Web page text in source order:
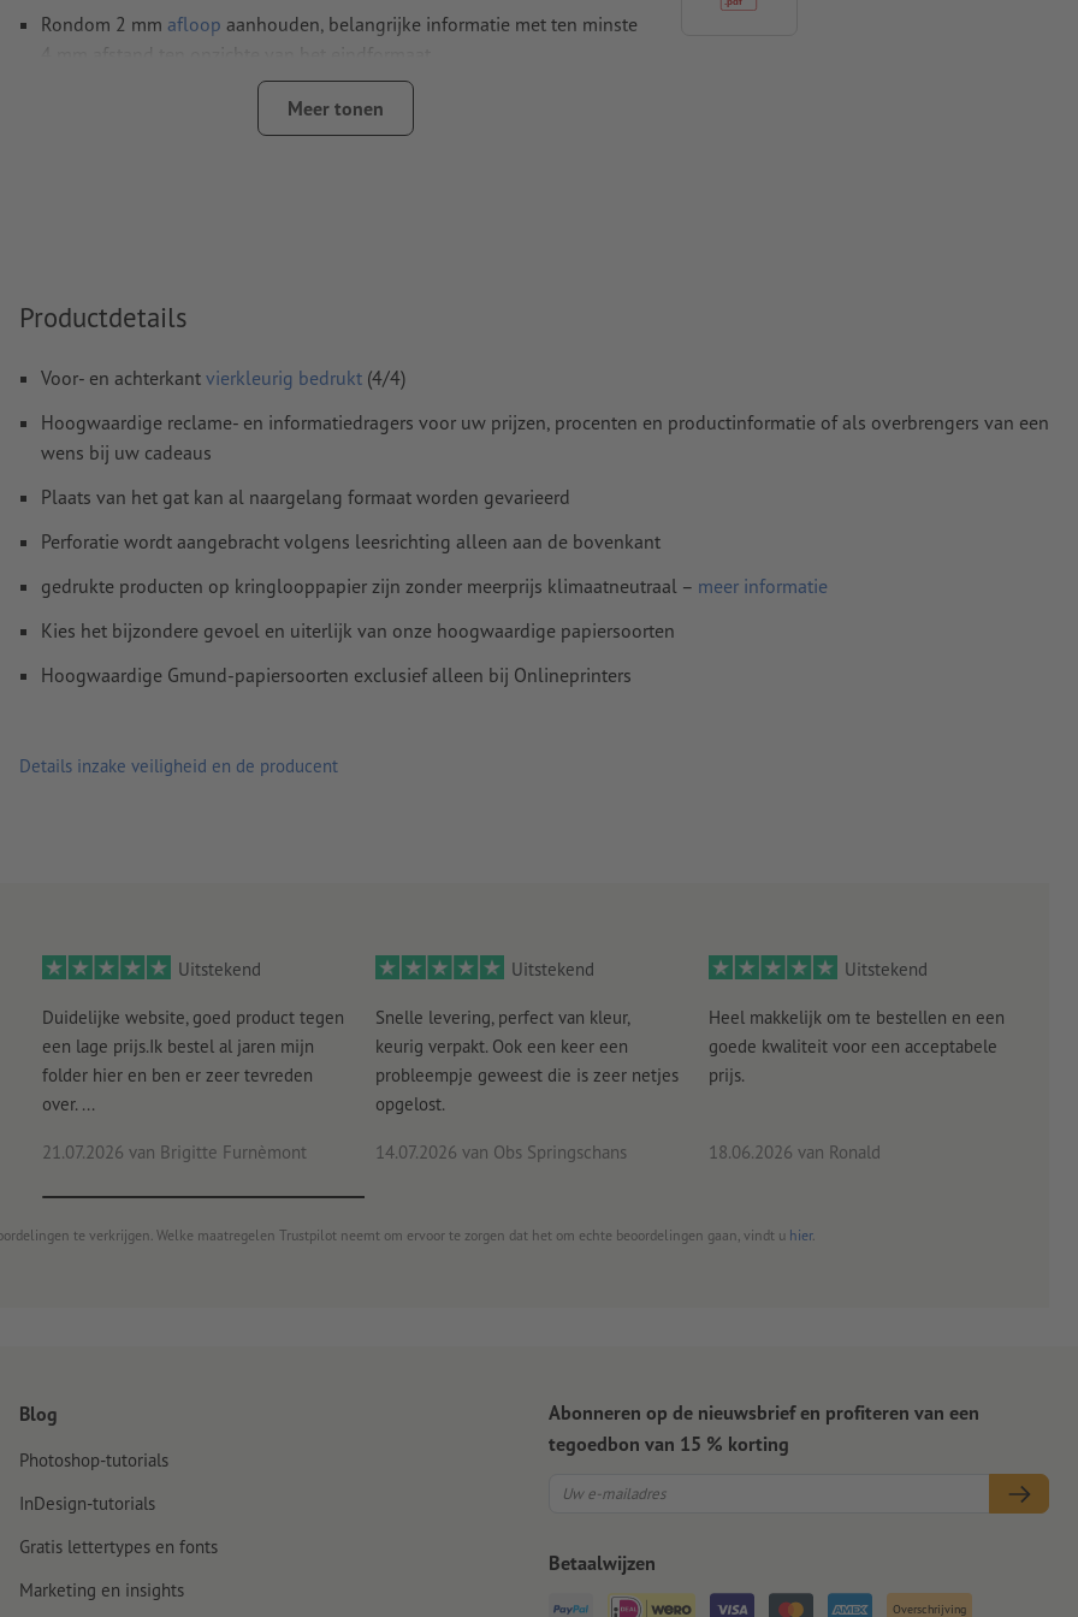
Rondom 2 mm afloop aanhouden, belangrijke informatie met ten minste
moeten volledig worden ingesloten of omgezet naar krommen
CMYK, FOGRA51 (PSO Coated v3) voor gestreken papier,
Commentarenworden verwijderd en niet afgedrukt
Hoe maak ik afdrukgegevens correct?
Meer tonen
Productdetails
Voor- en achterkant vierkleurig bedrukt (4/4)
Hoogwaardige reclame- en informatiedragers voor uw prijzen, procenten en productinformatie of als overbrengers van een
wens bij uw cadeaus
Plaats van het gat kan al naargelang formaat worden gevarieerd
Perforatie wordt aangebracht volgens leesrichting alleen aan de bovenkant
gedrukte producten op kringlooppapier zijn zonder meerprijs klimaatneutraal – meer informatie
Kies het bijzondere gevoel en uiterlijk van onze hoogwaardige papiersoorten
Hoogwaardige Gmund-papiersoorten exclusief alleen bij Onlineprinters
Details inzake veiligheid en de producent
Uitstekend
Duidelijke website, goed product tegen
een lage prijs.Ik bestel al jaren mijn
folder hier en ben er zeer tevreden
over. ...
21.07.2026 van Brigitte Furnèmont
Uitstekend
Snelle levering, perfect van kleur,
keurig verpakt. Ook een keer een
probleempje geweest die is zeer netjes
opgelost.
14.07.2026 van Obs Springschans
Uitstekend
Heel makkelijk om te bestellen en een
goede kwaliteit voor een acceptabele
prijs.
18.06.2026 van Ronald
te verkrijgen. Welke maatregelen Trustpilot neemt om ervoor te zorgen dat het om echte beoordelingen gaan, vindt u hier.
Blog
Photoshop-tutorials
InDesign-tutorials
Gratis lettertypes en fonts
Marketing en insights
Abonneren op de nieuwsbrief en profiteren van een
tegoedbon van 15 % korting
Betaalwijzen
Overschrijving